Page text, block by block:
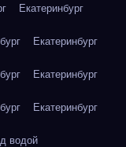
Екатеринбург
Екатеринбург
Екатеринбург
Екатеринбург
водой